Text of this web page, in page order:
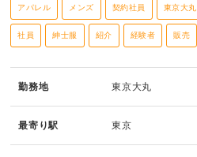
アパレル メンズ 契約社員 東京大丸
社員 紳士服 紹介 経験者 販売
勤務地 東京大丸
最寄り駅 東京